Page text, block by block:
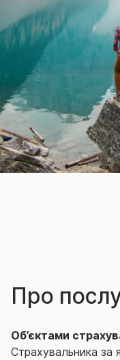
Про
Об’єктами
Страхувальника за